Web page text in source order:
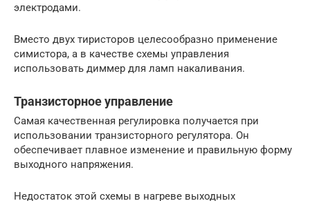
электродами.
Вместо двух тиристоров целесообразно применение
симистора, а в качестве схемы управления
использовать диммер для ламп накаливания.
Транзисторное управление
Самая качественная регулировка получается при
использовании транзисторного регулятора. Он
обеспечивает плавное изменение и правильную форму
выходного напряжения.
Недостаток этой схемы в нагреве выходных